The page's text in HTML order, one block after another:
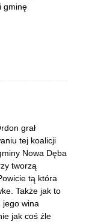
gminę
grał
tej koalicji
Nowa Dęba
tworzą
tą która
Także jak to
jego wina
jak coś źle